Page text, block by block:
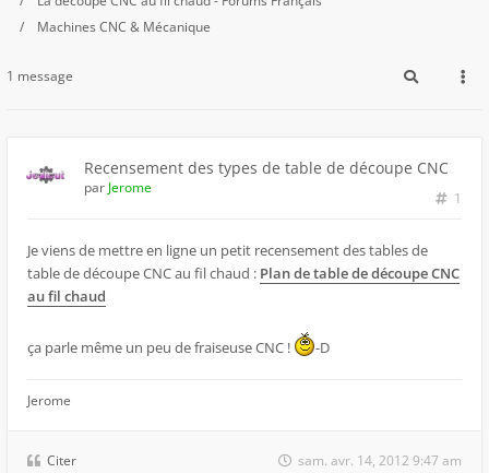
Machines CNC & Mécanique
1 message
Recensement des types de table de découpe CNC
1
par Jerome
Je viens de mettre en ligne un petit recensement des tables de
table de découpe CNC au fil chaud : Plan de table de découpe CNC
au fil chaud
ça parle même un peu de fraiseuse CNC ! -D
Jerome
Citer sam. avr. 14, 2012 9:47 am